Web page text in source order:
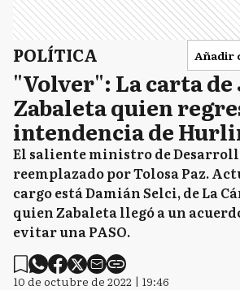
POLÍTICA Añadir
"Volver": La carta de
Zabaleta quien
intendencia de
El saliente ministro de
reemplazado por Tolosa Paz.
cargo está Damián Selci, de La
quien Zabaleta llegó a un
evitar una PASO.
10 de octubre de 2022 | 19:46